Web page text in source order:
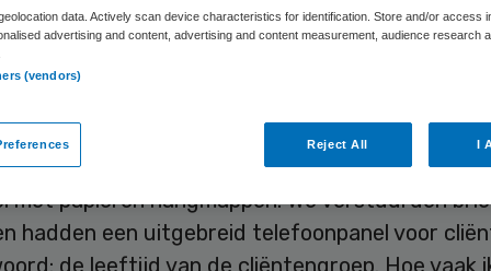
over de lange weg naar implementatie in de
terug ben in deze sector zie ik het anders.
de hand liggende vooruitgang als een
In de organisatie waar ik werkte,
met papieren hangmappen. We verstuurden
hadden een uitgebreid telefoonpanel voor
de leeftijd van de cliëntengroep. Hoe vaak
data. Actively scan device characteristics for identification. Store and/or access
advertising and content, advertising and content measurement, audience research
(vendors)
Reject All I